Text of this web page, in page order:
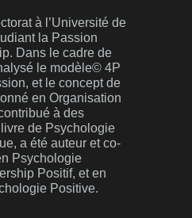
à l’Université de
la Passion
Dans le cadre de
le modèle© 4P
et le concept de
en Organisation
à des
de Psychologie
a été auteur et co-
Psychologie
Positif, et en
Positive.